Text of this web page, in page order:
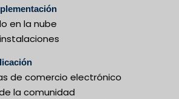
en la nube
de comercio electrónico
la comunidad